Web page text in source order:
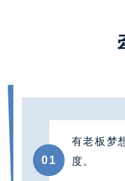
01
有老板梦
度。